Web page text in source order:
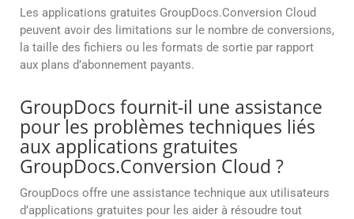
Les applications gratuites GroupDocs.Conversion Cloud
peuvent avoir des limitations sur le nombre de conversions,
la taille des fichiers ou les formats de sortie par rapport
aux plans d’abonnement payants.
GroupDocs fournit-il une assistance
pour les problèmes techniques liés
aux applications gratuites
GroupDocs.Conversion Cloud ?
GroupDocs offre une assistance technique aux utilisateurs
d’applications gratuites pour les aider à résoudre tout